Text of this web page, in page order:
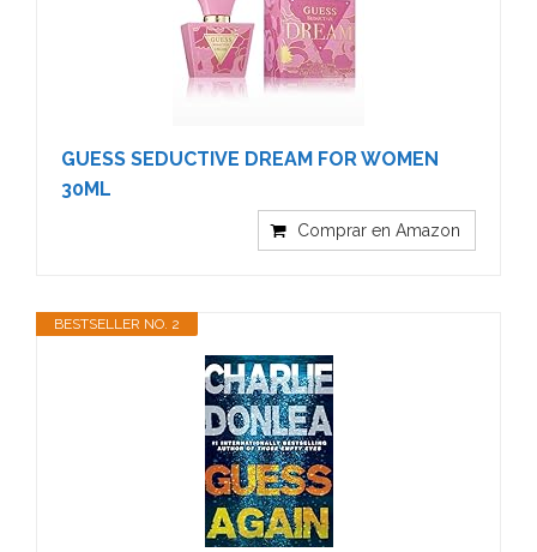
GUESS SEDUCTIVE DREAM FOR WOMEN
30ML
Comprar en Amazon
BESTSELLER NO. 2